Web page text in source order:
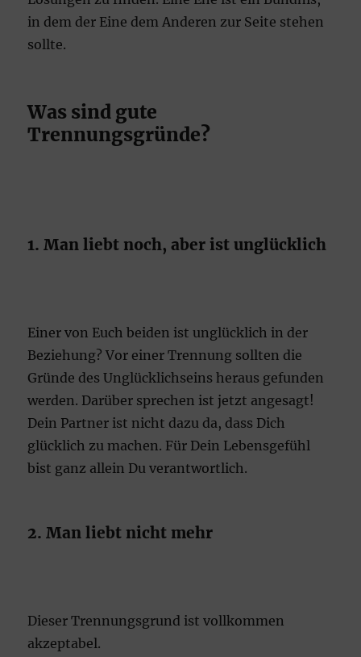
in dem der Eine dem Anderen zur Seite stehen
sollte.
Was sind gute
Trennungsgründe?
1. Man liebt noch, aber ist unglücklich
Einer von Euch beiden ist unglücklich in der
Beziehung? Vor einer Trennung sollten die
Gründe des Unglücklichseins heraus gefunden
werden. Darüber sprechen ist jetzt angesagt!
Dein Partner ist nicht dazu da, dass Dich
glücklich zu machen. Für Dein Lebensgefühl
bist ganz allein Du verantwortlich.
2. Man liebt nicht mehr
Dieser Trennungsgrund ist vollkommen
akzeptabel.